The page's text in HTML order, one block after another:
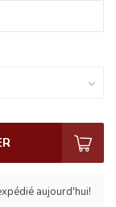
aujourd'hui!